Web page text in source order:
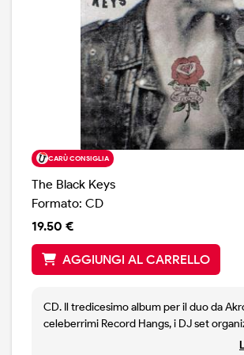
"Record Hang DJ-set", dove suonano 45
per piste da ballo affollate nei locali più
mondo. La copertina di "Peaches!" si basa
un'immagine iconica del fotografo di
Eggleston e segna il ritorno del fratello di
Michael Carney, che ha curato la
CARÙ CONSIGLIA
The Black Keys
Formato: CD
19.50 €
AGGIUNGI AL CARRELLO
CD. Il tredicesimo album per il duo da
celeberrimi Record Hangs, i DJ set
Auerbach e Patrick Carney durante i